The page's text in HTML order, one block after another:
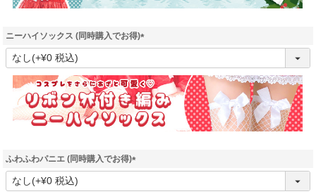
ニーハイソックス (同時購入でお得)
(
須
)
ふわふわパニエ (同時購入でお得)
(